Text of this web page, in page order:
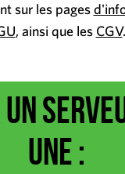
sur les pages
, ainsi que les CGV.
une :